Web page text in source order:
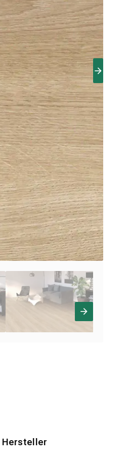
Hersteller